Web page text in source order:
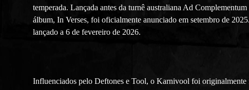
temperada. Lançada antes da turnê australiana Ad
álbum, In Verses, foi oficialmente anunciado em setembro de
lançado a 6 de fevereiro de 2026.
Influenciados pelo Deftones e Tool, o Karnivool foi